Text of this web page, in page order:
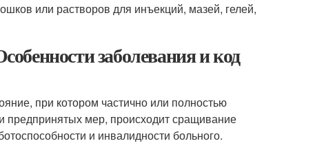
или растворов для инъекций, мазей, гелей,
заболевания и код
при котором частично или полностью
предпринятых мер, происходит сращивание
и инвалидности больного.